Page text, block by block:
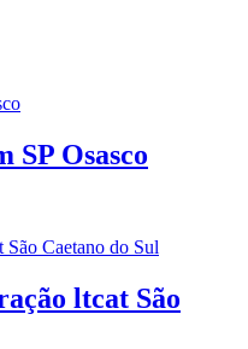
SP Osasco
ltcat São